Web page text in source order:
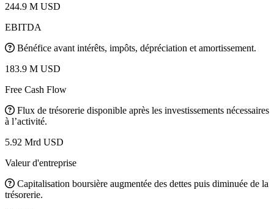
244.9 M USD
EBITDA
Bénéfice avant intérêts, impôts, dépréciation et amortissement.
183.9 M USD
Free Cash Flow
Flux de trésorerie disponible après les investissements nécessaires
à l’activité.
5.92 Mrd USD
Valeur d'entreprise
Capitalisation boursière augmentée des dettes puis diminuée de la
trésorerie.